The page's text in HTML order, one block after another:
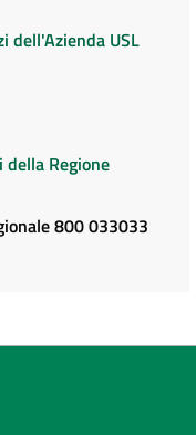
dell'Azienda USL
della Regione
800 033033